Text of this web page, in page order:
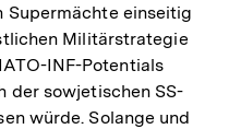
Supermächte einseitig
Militärstrategie
INF-Potentials
der sowjetischen SS-
würde. Solange und